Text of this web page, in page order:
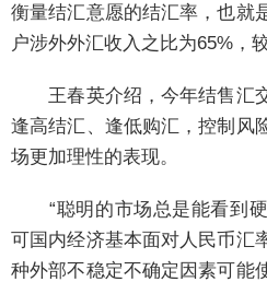
衡量结汇意愿的结汇率，也就
户涉外外汇收入之比为65%，
王春英介绍，今年结售汇
逢高结汇、逢低购汇，控制风
场更加理性的表现。
“聪明的市场总是能看到硬
可国内经济基本面对人民币汇
种外部不稳定不确定因素可能